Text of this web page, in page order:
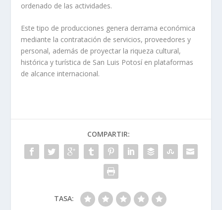
ordenado de las actividades.
Este tipo de producciones genera derrama económica
mediante la contratación de servicios, proveedores y
personal, además de proyectar la riqueza cultural,
histórica y turística de San Luis Potosí en plataformas
de alcance internacional.
COMPARTIR:
TASA: